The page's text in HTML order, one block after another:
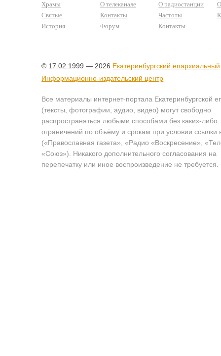
Храмы
Святые
История
О телеканале
Контакты
Форум
О радиостанции
Частоты
Контакты
© 17.02.1999 — 2026 Екатеринбургский епархиальный
Информационно-издательский центр
Все материалы интернет-портала Екатеринбургской
(тексты, фотографии, аудио, видео) могут свободно
распространяться любыми способами без каких-либо
ограничений по объёму и срокам при условии ссылки
(«Православная газета», «Радио «Воскресение»,
«Союз»). Никакого дополнительного согласования на
перепечатку или иное воспроизведение не требуется.